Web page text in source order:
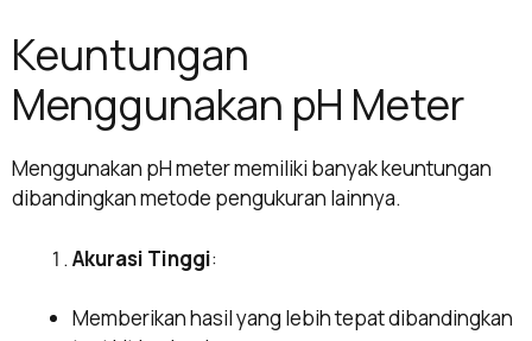
Keuntungan
Menggunakan pH Meter
Menggunakan pH meter memiliki banyak keuntungan
dibandingkan metode pengukuran lainnya.
Akurasi Tinggi:
Memberikan hasil yang lebih tepat dibandingkan